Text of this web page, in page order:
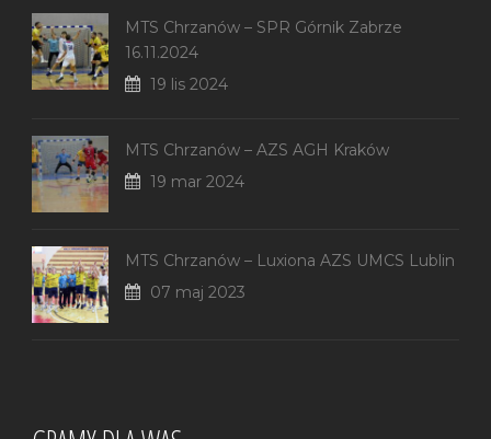
MTS Chrzanów – SPR Górnik Zabrze
16.11.2024
19 lis 2024
MTS Chrzanów – AZS AGH Kraków
19 mar 2024
MTS Chrzanów – Luxiona AZS UMCS Lublin
07 maj 2023